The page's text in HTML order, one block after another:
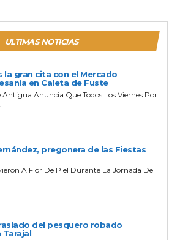
ULTIMAS NOTICIAS
la gran cita con el Mercado
en Caleta de Fuste
Anuncia Que Todos Los Viernes Por
pregonera de las Fiestas
A Flor De Piel Durante La Jornada De
del pesquero robado
Tarajal